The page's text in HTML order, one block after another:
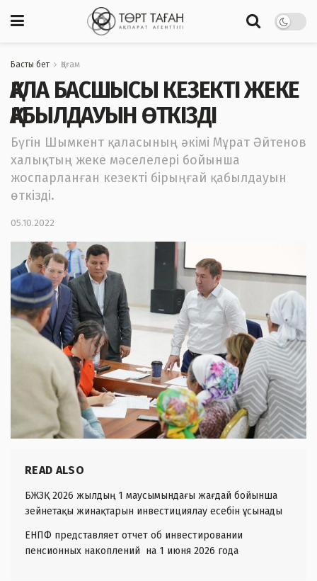
Басты бет Қоғам
ҚАЛА БАСШЫСЫ КЕЗЕКТІ ЖЕКЕ
ҚАБЫЛДАУЫН ӨТКІЗДІ
Бүгін Шымкент қаласының әкімі Мұрат Әйтенов
халықтың жеке мәселелері бойынша
жоспарланған кезекті бірыңғай қабылдауын
өткізді.
05.10.2022
READ ALSO
БЖЗҚ 2026 жылдың 1 маусымындағы жағдай бойынша
зейнетақы жинақтарын инвестициялау есебін ұсынады
ЕНПФ представляет отчет об инвестировании
пенсионных накоплений на 1 июня 2026 года